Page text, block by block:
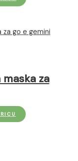
za